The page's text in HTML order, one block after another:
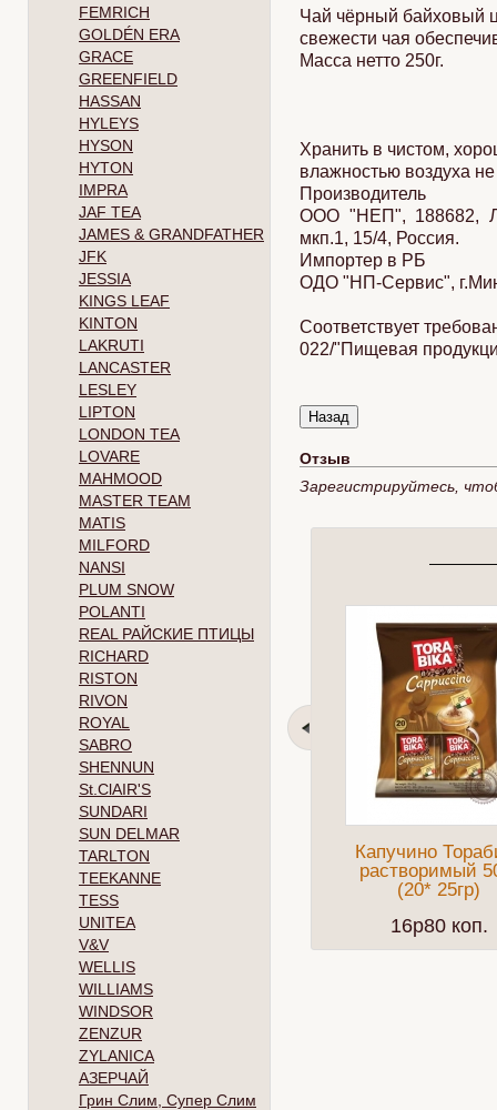
FEMRICH
GOLDÉN ERA
GRACE
GREENFIELD
HASSAN
HYLEYS
HYSON
HYTON
IMPRA
JAF TEA
JAMES & GRANDFATHER
JFK
JESSIA
KINGS LEAF
KINTON
LAKRUTI
LANCASTER
LESLEY
LIPTON
LONDON TEA
LOVARE
MAHMOOD
MASTER TEAM
MATIS
MILFORD
NANSI
PLUM SNOW
POLANTI
REAL РАЙСКИЕ ПТИЦЫ
RICHARD
RISTON
RIVON
ROYAL
SABRO
SHENNUN
St.ClAIR'S
SUNDARI
SUN DELMAR
TARLTON
TEEKANNE
TESS
UNITEA
V&V
WELLIS
WILLIAMS
WINDSOR
ZENZUR
ZYLANICA
АЗЕРЧАЙ
Грин Слим, Супер Слим
Чай чёрный байховый
свежести чая
Масса нетто 250г.
Хранить в чистом,
влажностью воздуха
Производитель
ООО "НЕП", 188682,
мкп.1, 15/4, Россия.
Импортер в РБ
ОДО "НП-Сервис",
Соответствует
022/"Пищевая
Отзыв
Зарегистрируйтесь,
Капучино
растворимый
(20* 25гр)
16p80 коп.